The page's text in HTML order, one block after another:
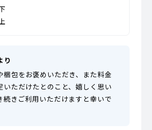
り
梱包をお褒めいただき、また料金
いただけたとのこと、嬉しく思い
続きご利用いただけますと幸いで